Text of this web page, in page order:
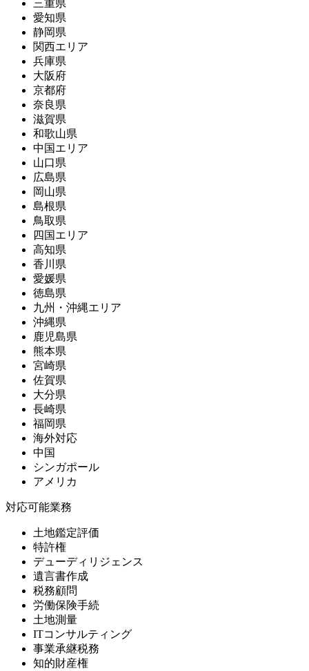
三重県
愛知県
静岡県
関西エリア
兵庫県
大阪府
京都府
奈良県
滋賀県
和歌山県
中国エリア
山口県
広島県
岡山県
島根県
鳥取県
四国エリア
高知県
香川県
愛媛県
徳島県
九州・沖縄エリア
沖縄県
鹿児島県
熊本県
宮崎県
佐賀県
大分県
長崎県
福岡県
海外対応
中国
シンガポール
アメリカ
対応可能業務
土地鑑定評価
特許権
デューディリジェンス
遺言書作成
税務顧問
労働保険手続
土地測量
ITコンサルティング
事業承継税務
知的財産権